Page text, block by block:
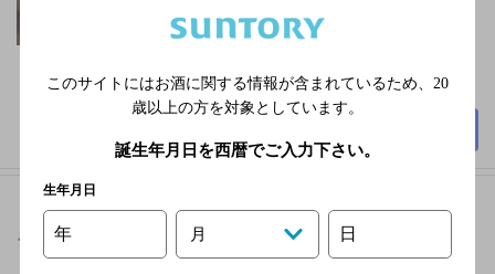
3,000円以上～5,000円未
68席
モクアン
このサイトにはお酒に関する情報が含まれているため、 20
歳以上の方を対象としています。
誕生年月日を西暦でご入力下さい。
生年月日
年 月 日